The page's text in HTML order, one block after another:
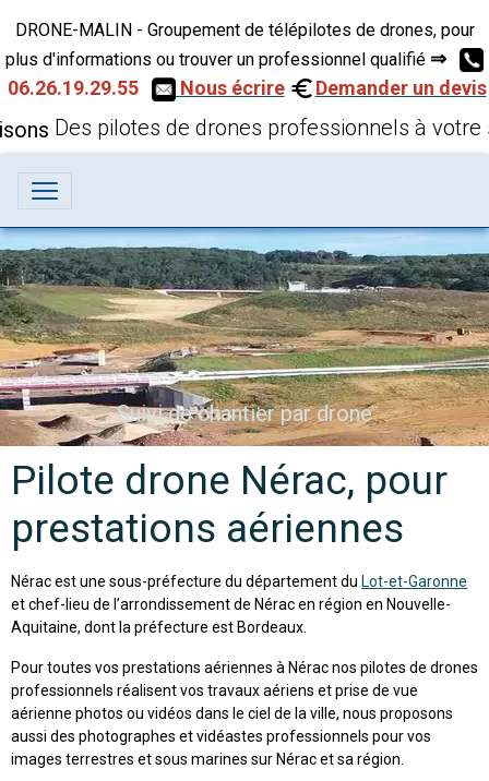
DRONE-MALIN - Groupement de télépilotes de drones, pour
plus d'informations ou trouver un professionnel qualifié ⇒
06.26.19.29.55
Nous écrire Demander un devis
Des pilotes de drones professionnels à votre
Suivi de chantier par drone
Pilote drone Nérac, pour
prestations aériennes
Nérac est une sous-préfecture du département du Lot-et-Garonne
et chef-lieu de l’arrondissement de Nérac en région en Nouvelle-
Aquitaine, dont la préfecture est Bordeaux.
Pour toutes vos prestations aériennes à Nérac nos pilotes de drones
professionnels réalisent vos travaux aériens et prise de vue
aérienne photos ou vidéos dans le ciel de la ville, nous proposons
aussi des photographes et vidéastes professionnels pour vos
images terrestres et sous marines sur Nérac et sa région.